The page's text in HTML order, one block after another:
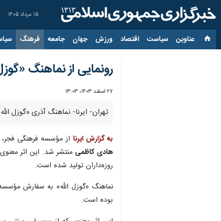
۱۵ مرداد ۱۴۰۵
عناوین‌ سیاست اقتصاد ورزش جهان جامعه فرهنگ
رونمایی از نماهنگ
۲۷ اسفند ۱۴۰۳، ۱۳:۰۳